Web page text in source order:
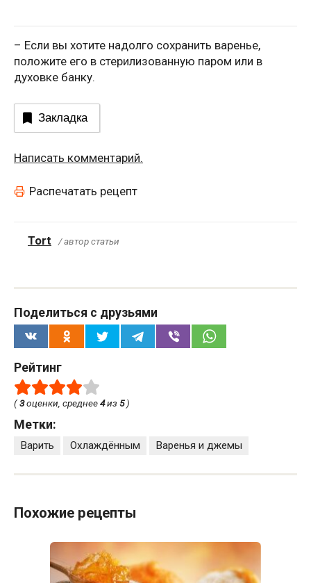
– Если вы хотите надолго сохранить варенье,
положите его в стерилизованную паром или в
духовке банку.
Закладка
Написать комментарий.
Распечатать рецепт
Tort / автор статьи
Поделиться с друзьями
Рейтинг
(3оценки, среднее4из 5)
Метки:
Варить Охлаждённым Варенья и джемы
Похожие рецепты